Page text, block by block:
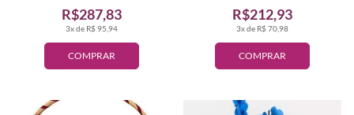
COMPRAR
3x de R$ 95,94
R$287,83
COMPRAR
3x de R$ 70,98
R$212,93